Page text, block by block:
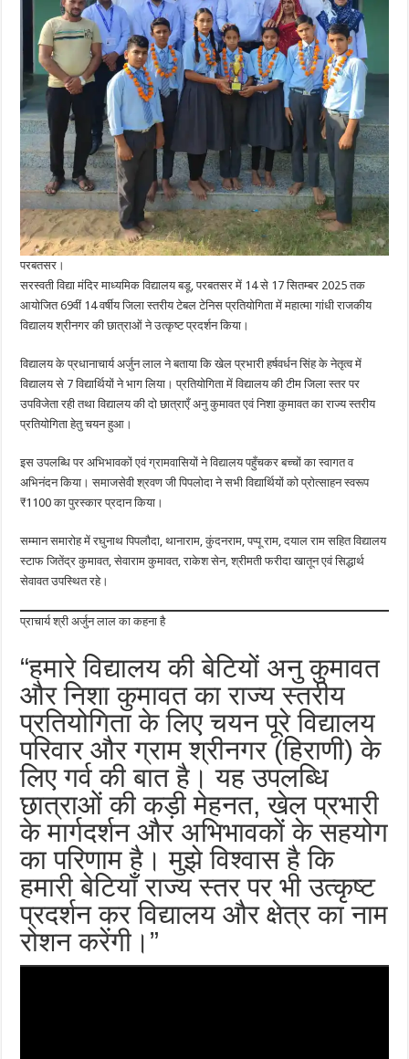
परबतसर।
सरस्वती विद्या मंदिर माध्यमिक विद्यालय बडू, परबतसर में 14 से 17 सितम्बर 2025 तक
आयोजित 69वीं 14 वर्षीय जिला स्तरीय टेबल टेनिस प्रतियोगिता में महात्मा गांधी राजकीय
विद्यालय श्रीनगर की छात्राओं ने उत्कृष्ट प्रदर्शन किया।
विद्यालय के प्रधानाचार्य अर्जुन लाल ने बताया कि खेल प्रभारी हर्षवर्धन सिंह के नेतृत्व में
विद्यालय से 7 विद्यार्थियों ने भाग लिया। प्रतियोगिता में विद्यालय की टीम जिला स्तर पर
उपविजेता रही तथा विद्यालय की दो छात्राएँ अनु कुमावत एवं निशा कुमावत का राज्य स्तरीय
प्रतियोगिता हेतु चयन हुआ।
इस उपलब्धि पर अभिभावकों एवं ग्रामवासियों ने विद्यालय पहुँचकर बच्चों का स्वागत व
अभिनंदन किया। समाजसेवी श्रवण जी पिपलोदा ने सभी विद्यार्थियों को प्रोत्साहन स्वरूप
₹1100 का पुरस्कार प्रदान किया।
सम्मान समारोह में रघुनाथ पिपलौदा, थानाराम, कुंदनराम, पप्पू राम, दयाल राम सहित विद्यालय
स्टाफ जितेंद्र कुमावत, सेवाराम कुमावत, राकेश सेन, श्रीमती फरीदा खातून एवं सिद्धार्थ
सेवावत उपस्थित रहे।
प्राचार्य श्री अर्जुन लाल का कहना है
“हमारे विद्यालय की बेटियों अनु कुमावत
और निशा कुमावत का राज्य स्तरीय
प्रतियोगिता के लिए चयन पूरे विद्यालय
परिवार और ग्राम श्रीनगर (हिराणी) के
लिए गर्व की बात है। यह उपलब्धि
छात्राओं की कड़ी मेहनत, खेल प्रभारी
के मार्गदर्शन और अभिभावकों के सहयोग
का परिणाम है। मुझे विश्वास है कि
हमारी बेटियाँ राज्य स्तर पर भी उत्कृष्ट
प्रदर्शन कर विद्यालय और क्षेत्र का नाम
रोशन करेंगी।”